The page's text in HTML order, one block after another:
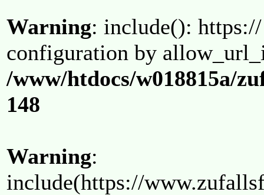
Warning: include():
configuration by
/www/htdocs/w018815a/
148
Warning:
include(https://